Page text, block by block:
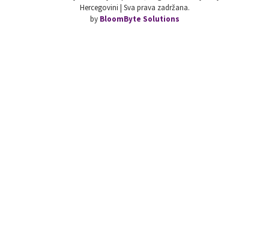
Hercegovini | Sva prava zadržana.
by BloomByte Solutions